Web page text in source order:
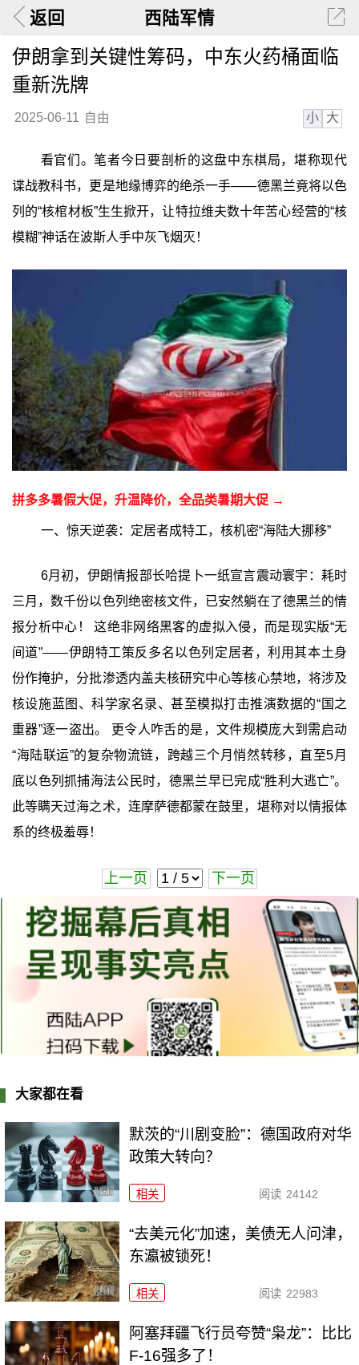
返回 西陆军情
伊朗拿到关键性筹码，中东火药桶面临
重新洗牌
2025-06-11 自由 小 大
看官们。笔者今日要剖析的这盘中东棋局，堪称现代
谍战教科书，更是地缘博弈的绝杀一手——德黑兰竟将以色
列的“核棺材板”生生掀开，让特拉维夫数十年苦心经营的“核
模糊”神话在波斯人手中灰飞烟灭！
拼多多暑假大促，升温降价，全品类暑期大促 →
一、惊天逆袭：定居者成特工，核机密“海陆大挪移”
6月初，伊朗情报部长哈提卜一纸宣言震动寰宇：耗时
三月，数千份以色列绝密核文件，已安然躺在了德黑兰的情
报分析中心！ 这绝非网络黑客的虚拟入侵，而是现实版“无
间道”——伊朗特工策反多名以色列定居者，利用其本土身
份作掩护，分批渗透内盖夫核研究中心等核心禁地，将涉及
核设施蓝图、科学家名录、甚至模拟打击推演数据的“国之
重器”逐一盗出。 更令人咋舌的是，文件规模庞大到需启动
“海陆联运”的复杂物流链，跨越三个月悄然转移，直至5月
底以色列抓捕海法公民时，德黑兰早已完成“胜利大逃亡”。
此等瞒天过海之术，连摩萨德都蒙在鼓里，堪称对以情报体
系的终极羞辱！
上一页 下一页
大家都在看
默茨的“川剧变脸”：德国政府对华
政策大转向？
相关 阅读 24142
“去美元化”加速，美债无人问津，
东瀛被锁死！
相关 阅读 22983
阿塞拜疆飞行员夸赞“枭龙”：比比
F-16强多了！